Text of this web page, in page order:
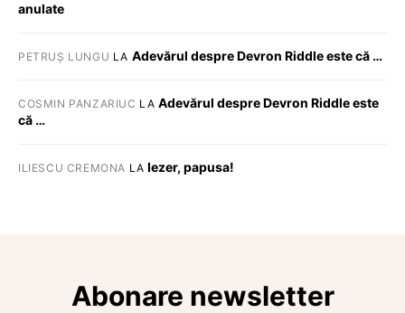
anulate
PETRUȘ LUNGU LA Adevărul despre Devron Riddle este că …
COSMIN PANZARIUC LA Adevărul despre Devron Riddle este
că …
ILIESCU CREMONA LA Iezer, papusa!
Abonare newsletter